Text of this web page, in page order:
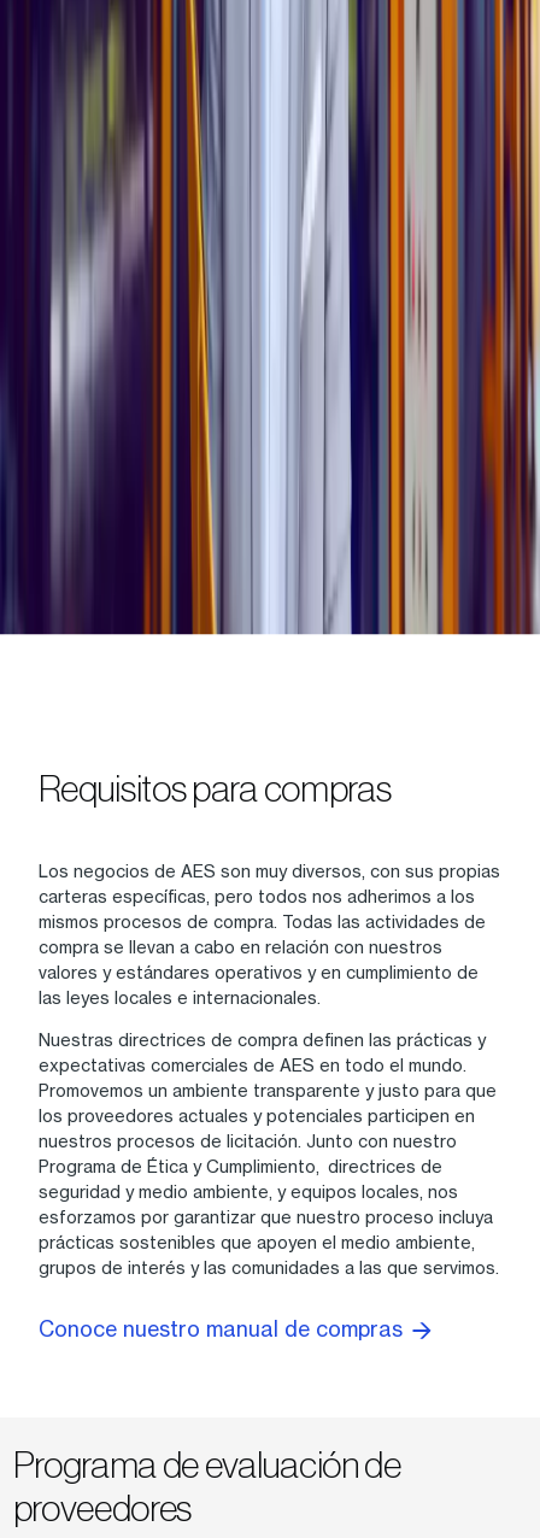
Requisitos para compras
Los negocios de AES son muy diversos, con sus propias
carteras específicas, pero todos nos adherimos a los
mismos procesos de compra. Todas las actividades de
compra se llevan a cabo en relación con nuestros
valores y estándares operativos y en cumplimiento de
las leyes locales e internacionales.
Nuestras directrices de compra definen las prácticas y
expectativas comerciales de AES en todo el mundo.
Promovemos un ambiente transparente y justo para que
los proveedores actuales y potenciales participen en
nuestros procesos de licitación. Junto con nuestro
Programa de Ética y Cumplimiento, directrices de
seguridad y medio ambiente, y equipos locales, nos
esforzamos por garantizar que nuestro proceso incluya
prácticas sostenibles que apoyen el medio ambiente,
grupos de interés y las comunidades a las que servimos.
Conoce nuestro manual de compras
Programa de evaluación de
proveedores